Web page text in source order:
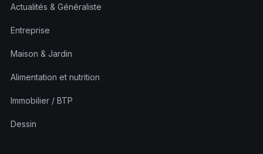
Actualités & Généraliste
Entreprise
Maison & Jardin
Alimentation et nutrition
Immobilier / BTP
Dessin